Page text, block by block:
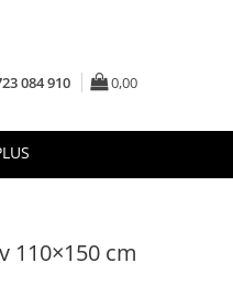
084 910 0,00
110×150 cm